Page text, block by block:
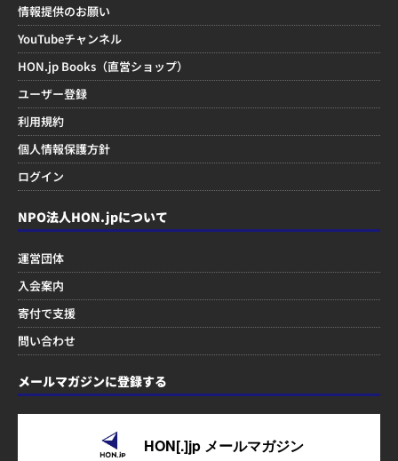
情報提供のお願い
YouTubeチャンネル
HON.jp Books（直営ショップ）
ユーザー登録
利用規約
個人情報保護方針
ログイン
NPO法人HON.jpについて
運営団体
入会案内
寄付で支援
問い合わせ
メールマガジンに登録する